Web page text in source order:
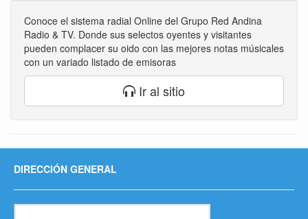
Conoce el sistema radial Online del Grupo Red Andina
Radio & TV. Donde sus selectos oyentes y visitantes
pueden complacer su oido con las mejores notas músicales
con un variado listado de emisoras
Ir al sitio
DIRECCIÓN GENERAL